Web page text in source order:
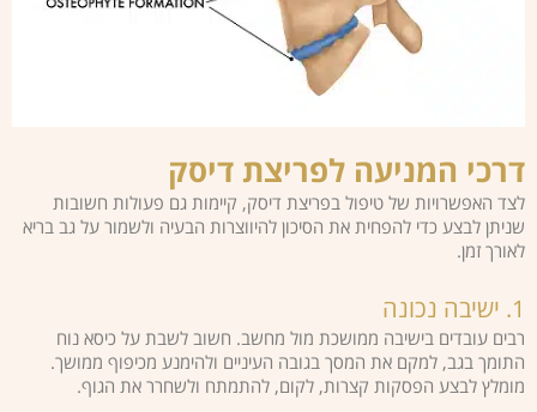
דרכי המניעה לפריצת דיסק
לצד האפשרויות של טיפול בפריצת דיסק, קיימות גם פעולות חשובות
שניתן לבצע כדי להפחית את הסיכון להיווצרות הבעיה ולשמור על גב בריא
לאורך זמן.
1. ישיבה נכונה
רבים עובדים בישיבה ממושכת מול מחשב. חשוב לשבת על כיסא נוח
התומך בגב, למקם את המסך בגובה העיניים ולהימנע מכיפוף ממושך.
מומלץ לבצע הפסקות קצרות, לקום, להתמתח ולשחרר את הגוף.